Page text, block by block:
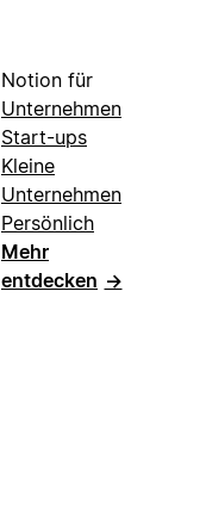
Notion für
Unternehmen
Start-ups
Kleine
Unternehmen
Persönlich
Mehr
entdecken →